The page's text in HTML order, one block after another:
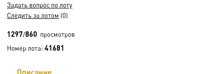
Задать вопрос по лоту
Следить за лотом (0)
1297/860 просмотров
Номер лота: 41681
Описание